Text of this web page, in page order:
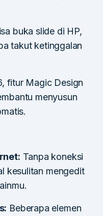
buka slide di HP,
takut ketinggalan
fitur Magic Design
menyusun
Tanpa koneksi
kesulitan mengedit
Beberapa elemen